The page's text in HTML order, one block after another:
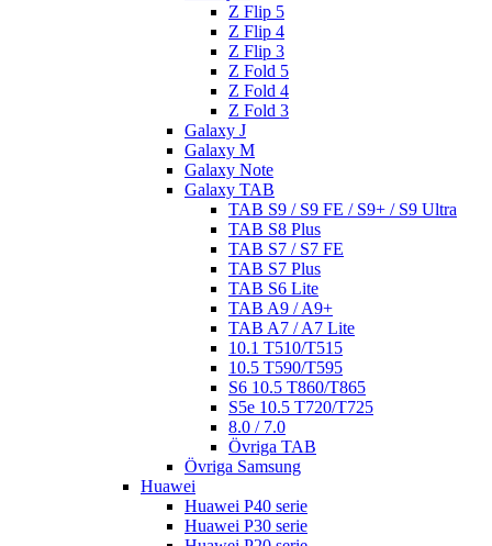
Z Flip 5
Z Flip 4
Z Flip 3
Z Fold 5
Z Fold 4
Z Fold 3
Galaxy J
Galaxy M
Galaxy Note
Galaxy TAB
TAB S9 / S9 FE / S9+ / S9 Ultra
TAB S8 Plus
TAB S7 / S7 FE
TAB S7 Plus
TAB S6 Lite
TAB A9 / A9+
TAB A7 / A7 Lite
10.1 T510/T515
10.5 T590/T595
S6 10.5 T860/T865
S5e 10.5 T720/T725
8.0 / 7.0
Övriga TAB
Övriga Samsung
Huawei
Huawei P40 serie
Huawei P30 serie